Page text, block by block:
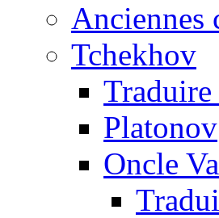
Anciennes
Tchekhov
Traduire
Platonov
Oncle